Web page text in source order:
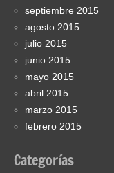
septiembre 2015
agosto 2015
julio 2015
junio 2015
mayo 2015
abril 2015
marzo 2015
febrero 2015
Categorías